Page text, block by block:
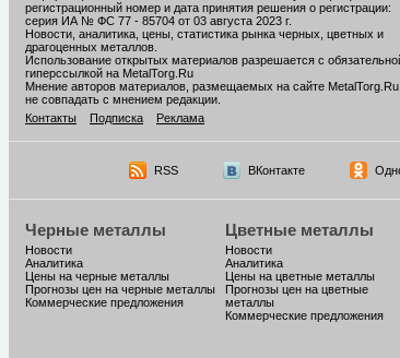
регистрационный номер и дата принятия решения о регистрации:
серия ИА № ФС 77 - 85704 от 03 августа 2023 г.
Новости, аналитика, цены, статистика рынка черных, цветных и
драгоценных металлов.
Использование открытых материалов разрешается с
гиперссылкой на MetalTorg.Ru
Мнение авторов материалов, размещаемых на сайте
не совпадать с мнением редакции.
Контакты
Подписка Реклама
RSS ВКонтакте
Черные металлы
Новости
Аналитика
Цены на черные металлы
Прогнозы цен на черные металлы
Коммерческие предложения
Цветные металлы
Новости
Аналитика
Цены на цветные металлы
Прогнозы цен на цветные
металлы
Коммерческие предложения